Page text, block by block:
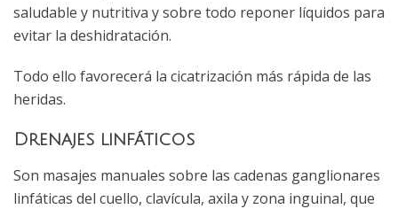
saludable y nutritiva y sobre todo reponer líquidos para
evitar la deshidratación.
Todo ello favorecerá la cicatrización más rápida de las
heridas.
Drenajes linfáticos
Son masajes manuales sobre las cadenas ganglionares
linfáticas del cuello, clavícula, axila y zona inguinal, que